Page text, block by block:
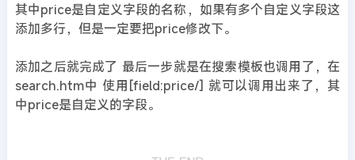
其中price是自定义字段的名称，如果有多个自定义字段这
添加多行，但是一定要把price修改下。
添加之后就完成了 最后一步就是在搜索模板也调用了，在
search.htm中 使用[field:price/] 就可以调用出来了，其
中price是自定义的字段。